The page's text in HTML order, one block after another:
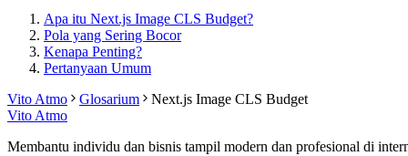
Apa itu Next.js Image CLS Budget?
Pola yang Sering Bocor
Kenapa Penting?
Pertanyaan Umum
Vito Atmo
Glosarium
Next.js Image CLS Budget
Vito Atmo
Membantu individu dan bisnis tampil modern dan profesional di